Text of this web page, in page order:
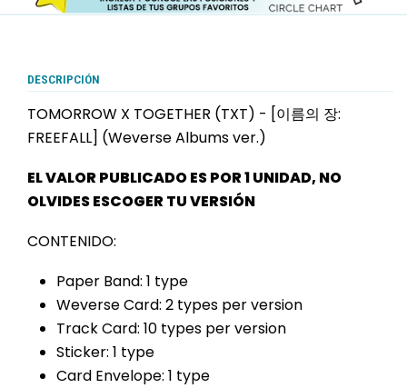
DESCRIPCIÓN
TOMORROW X TOGETHER (TXT) - [이름의 장:
FREEFALL] (Weverse Albums ver.)
EL VALOR PUBLICADO ES POR 1 UNIDAD, NO
OLVIDES ESCOGER TU VERSIÓN
CONTENIDO:
Paper Band: 1 type
Weverse Card: 2 types per version
Track Card: 10 types per version
Sticker: 1 type
Card Envelope: 1 type